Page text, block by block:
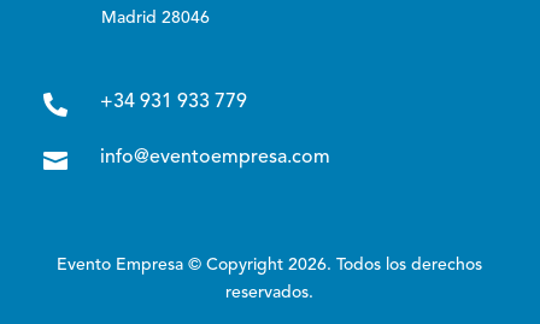
Madrid 28046
 +34 931 933 779
 info@eventoempresa.com
Evento Empresa © Copyright 2026. Todos los derechos
reservados.